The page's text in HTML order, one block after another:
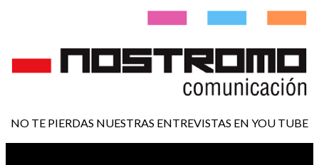
NO TE PIERDAS NUESTRAS ENTREVISTAS EN YOU TUBE